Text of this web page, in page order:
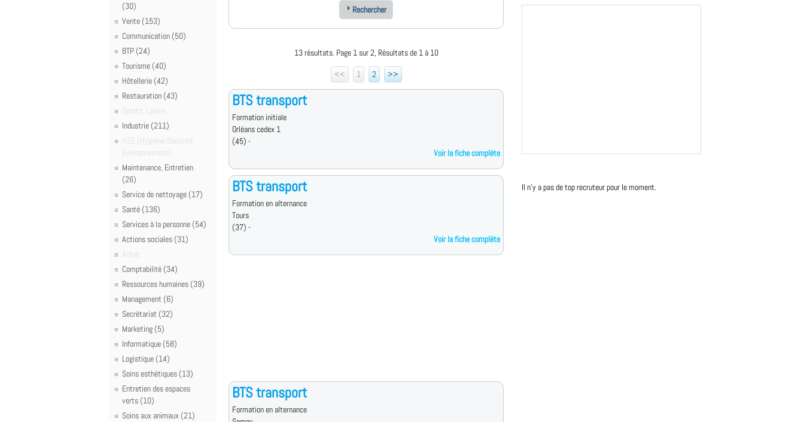
(30)
Vente (153)
Communication (50)
BTP (24)
Tourisme (40)
Hôtellerie (42)
Restauration (43)
Sports, Loisirs
Industrie (211)
HSE (Hygiène-Sécurité-
Environnement)
Maintenance, Entretien
(26)
Service de nettoyage (17)
Santé (136)
Services à la personne (54)
Actions sociales (31)
Achat
Comptabilité (34)
Ressources humaines (39)
Management (6)
Secrétariat (32)
Marketing (5)
Informatique (58)
Logistique (14)
Soins esthétiques (13)
Entretien des espaces
verts (10)
Soins aux animaux (21)
Rechercher
13 résultats. Page 1 sur 2, Résultats de 1 à 10
<<
1 2 >>
BTS transport
Formation initiale
Orléans cedex 1
(45) -
Voir la fiche complète
BTS transport
Formation en alternance
Tours
(37) -
Voir la fiche complète
BTS transport
Formation en alternance
Il n'y a pas de top recruteur pour le moment.